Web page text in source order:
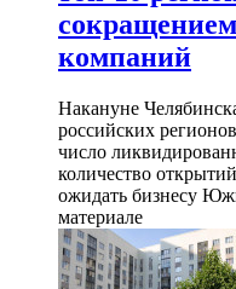
компаний
Накануне
российских
число
количество
ожидать бизнесу
материале